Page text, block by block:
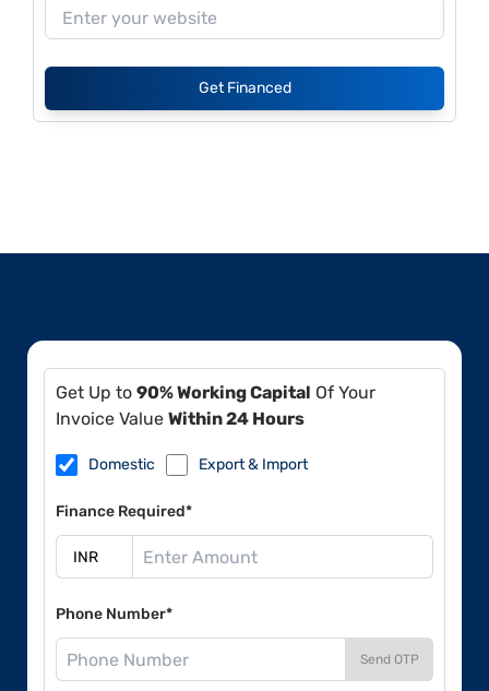
Get Financed
Get Up to 90% Working Capital Of Your
Invoice Value Within 24 Hours
Domestic Export & Import
Finance Required*
Phone Number*
Send OTP